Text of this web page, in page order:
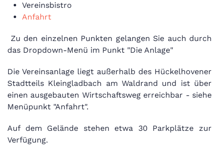
Vereinsbistro
Anfahrt
Zu den einzelnen Punkten gelangen Sie auch durch
das Dropdown-Menü im Punkt "Die Anlage"
Die Vereinsanlage liegt außerhalb des Hückelhovener
Stadtteils Kleingladbach am Waldrand und ist über
einen ausgebauten Wirtschaftsweg erreichbar - siehe
Menüpunkt "Anfahrt".
Auf dem Gelände stehen etwa 30 Parkplätze zur
Verfügung.